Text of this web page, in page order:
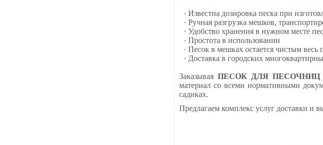
· Известна дозировка песка при
· Ручная разгрузка мешков,
· Удобство хранения в нужном месте
· Простота в использовании
· Песок в мешках остается чистым весь
· Доставка в городских
Заказывая ПЕСОК ДЛЯ
материал со всеми нормативными
садиках.
Предлагаем комплекс услуг доставки и